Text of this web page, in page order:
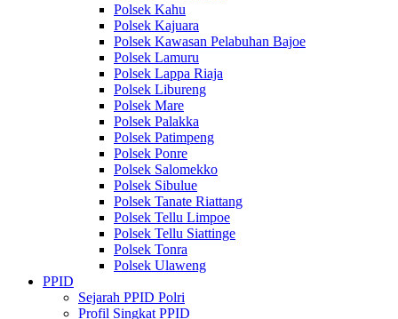
Polsek Kahu
Polsek Kajuara
Polsek Kawasan Pelabuhan Bajoe
Polsek Lamuru
Polsek Lappa Riaja
Polsek Libureng
Polsek Mare
Polsek Palakka
Polsek Patimpeng
Polsek Ponre
Polsek Salomekko
Polsek Sibulue
Polsek Tanate Riattang
Polsek Tellu Limpoe
Polsek Tellu Siattinge
Polsek Tonra
Polsek Ulaweng
PPID
Sejarah PPID Polri
Profil Singkat PPID